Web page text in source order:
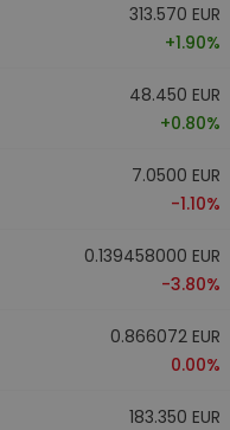
313.570 EUR
+1.90%
48.450 EUR
+0.80%
7.0500 EUR
-1.10%
0.139458000 EUR
-3.80%
0.866072 EUR
0.00%
183.350 EUR